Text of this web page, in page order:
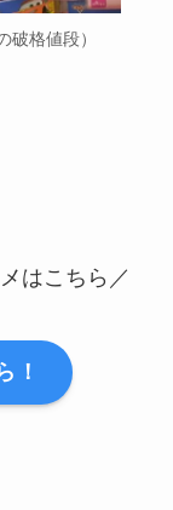
破格値段）
はこちら／
！